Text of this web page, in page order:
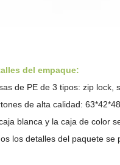
del empaque:
de PE de 3 tipos: zip lock,
de alta calidad:
blanca y la caja de color
los detalles del paquete